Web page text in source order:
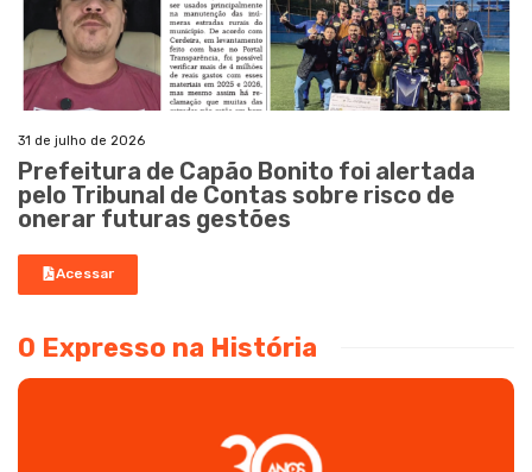
31 de julho de 2026
Prefeitura de Capão Bonito foi alertada
pelo Tribunal de Contas sobre risco de
onerar futuras gestões
Acessar
O Expresso na História